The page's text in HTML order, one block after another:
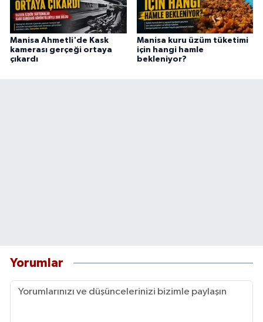
Manisa Ahmetli'de Kask
kamerası gerçeği ortaya
çıkardı
Manisa kuru üzüm tüketimi
için hangi hamle
bekleniyor?
Yorumlar